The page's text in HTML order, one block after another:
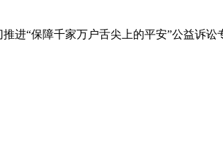
“保障千家万户舌尖上的平安”公益诉